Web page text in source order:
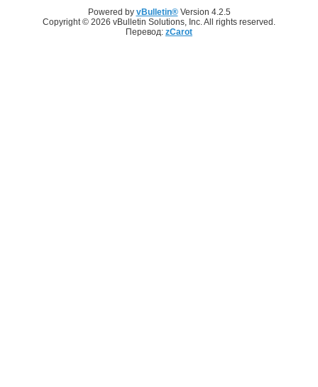
Powered by vBulletin®Version 4.2.5
Copyright © 2026 vBulletin Solutions, Inc. All rights reserved.
Перевод: zCarot